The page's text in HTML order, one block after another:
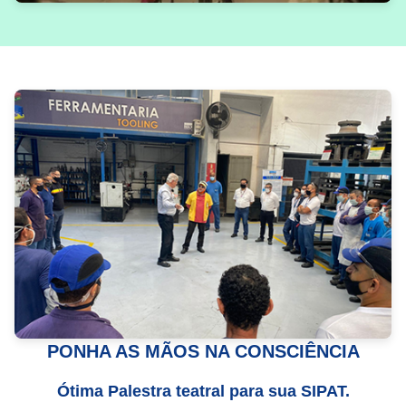
PONHA AS MÃOS NA CONSCIÊNCIA
Ótima Palestra teatral para sua SIPAT.